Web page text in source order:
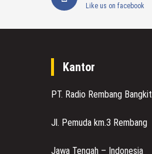
Like us on facebook
Kantor
PT. Radio Rembang Bangkit
Jl. Pemuda km.3 Rembang
Jawa Tengah – Indonesia